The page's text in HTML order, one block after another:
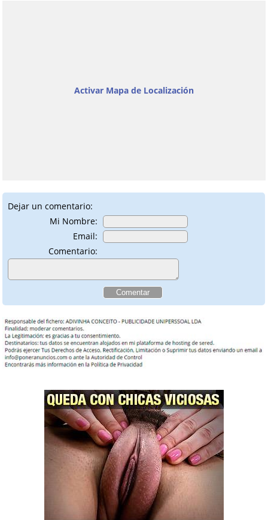
Activar Mapa de Localización
Dejar un comentario:
Mi Nombre:
Email:
Comentario: